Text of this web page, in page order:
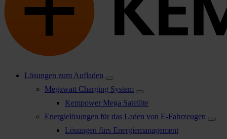
Lösungen zum Aufladen
Megawatt Charging System
Kempower Mega Satellite
Energielösungen für das Laden von E-Fahrzeugen
Lösungen fürs Energiemanagement